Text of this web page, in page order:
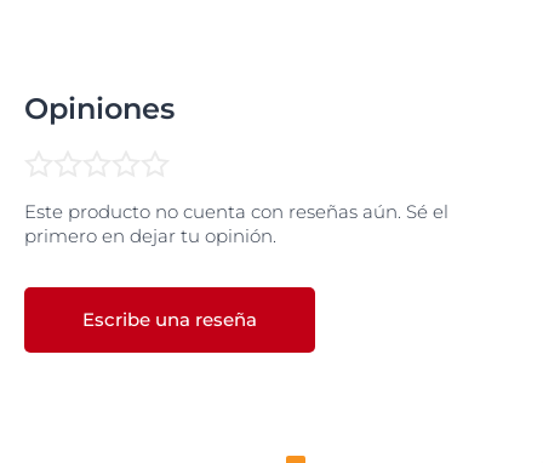
Opiniones
Este producto no cuenta con reseñas aún. Sé el
primero en dejar tu opinión.
Escribe una reseña